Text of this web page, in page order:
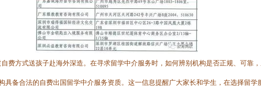
费方式送孩子赴海外深造。在寻求留学中介服务时，如何辨别机构是否正规、可靠
备合法的自费出国留学中介服务资质。这一信息提醒广大家长和学生，在选择留